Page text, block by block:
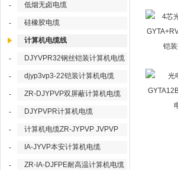
- 低烟无卤电缆
- 硅橡胶电缆
计算机电缆线
- DJYVPR32钢丝铠装计算机电缆
- djyp3vp3-22铠装计算机电缆
- ZR-DJYPVP双屏蔽计算机电缆
- DJYPVPR计算机电缆
- 计算机电缆ZR-JYPVP JVPVP
- IA-JYVP本安计算机电缆
- ZR-IA-DJFPE耐高温计算机电缆